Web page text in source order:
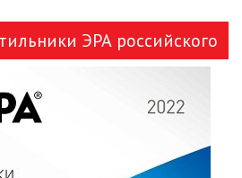
РАЗЪЁМЫ, ПЕРЕХОДНИКИ, ТВ
ДЕЛИТЕЛИ
СЕТЕВЫЕ ФИЛЬТРЫ, СИЛОВЫЕ
РАЗЪЕМЫ И УДЛИНИТЕЛИ,
ТРОЙНИКИ И КОЛОДКИ, ВИЛКИ
СИСТЕМЫ ПОЛИВА
ЭРА российского